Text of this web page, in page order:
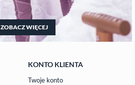
ZOBACZ WIĘCEJ
KONTO KLIENTA
Twoje konto